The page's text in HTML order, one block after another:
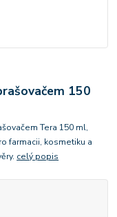
150
Tera 150 ml,
farmacii, kosmetiku a
celý popis